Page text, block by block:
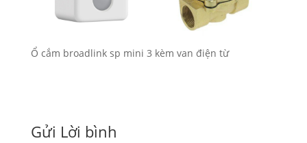
Ổ cắm broadlink sp mini 3 kèm van điện từ
Gửi Lời bình